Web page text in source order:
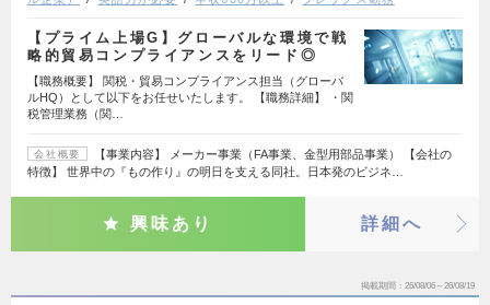
【プライム上場G】グローバルな環境で戦
略的貿易コンプライアンスをリード◎
【職務概要】 関税・貿易コンプライアンス担当（グローバ
ルHQ）として以下をお任せいたします。 【職務詳細】 ・関
税管理業務（関…
会社概要
【事業内容】 メーカー事業（FA事業、金型用部品事業） 【会社の
特徴】 世界中の『もの作り』の明日を支える同社。日本発のビジネ…
興味あり 詳細へ
掲載期間 26/08/06～26/08/19